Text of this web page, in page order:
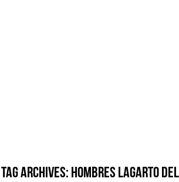
Tag Archives: hombres lagarto